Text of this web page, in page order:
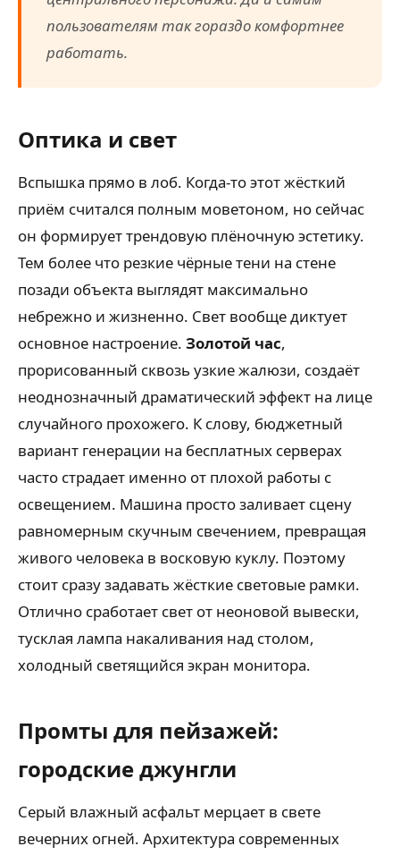
пользователям так гораздо комфортнее
работать.
Оптика и свет
Вспышка прямо в лоб. Когда-то этот жёсткий
приём считался полным моветоном, но сейчас
он формирует трендовую плёночную эстетику.
Тем более что резкие чёрные тени на стене
позади объекта выглядят максимально
небрежно и жизненно. Свет вообще диктует
основное настроение. Золотой час,
прорисованный сквозь узкие жалюзи, создаёт
неоднозначный драматический эффект на лице
случайного прохожего. К слову, бюджетный
вариант генерации на бесплатных серверах
часто страдает именно от плохой работы с
освещением. Машина просто заливает сцену
равномерным скучным свечением, превращая
живого человека в восковую куклу. Поэтому
стоит сразу задавать жёсткие световые рамки.
Отлично сработает свет от неоновой вывески,
тусклая лампа накаливания над столом,
холодный светящийся экран монитора.
Промты для пейзажей:
городские джунгли
Серый влажный асфальт мерцает в свете
вечерних огней. Архитектура современных